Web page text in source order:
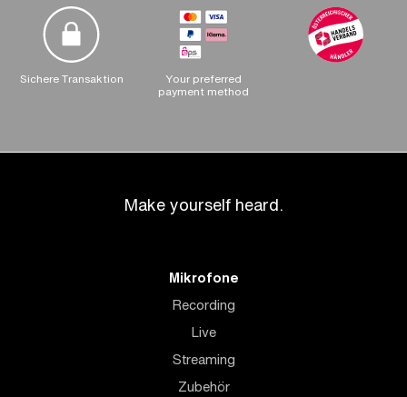
Sichere Transaktion
Your preferred
payment method
Make yourself heard.
Mikrofone
Recording
Live
Streaming
Zubehör